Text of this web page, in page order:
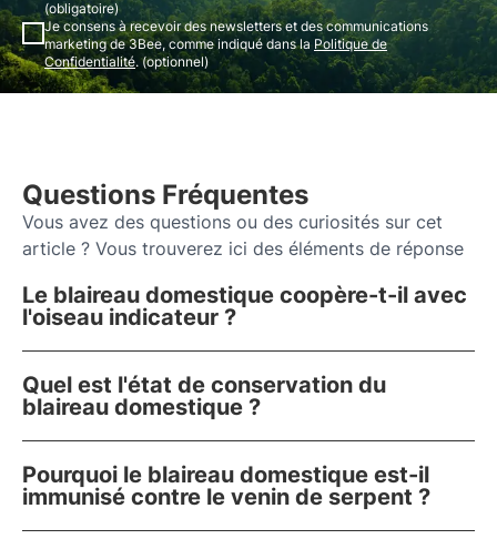
(obligatoire)
Je consens à recevoir des newsletters et des communications
marketing de 3Bee, comme indiqué dans la Politique de
Confidentialité. (optionnel)
Questions Fréquentes
Vous avez des questions ou des curiosités sur cet
article ? Vous trouverez ici des éléments de réponse
Le blaireau domestique coopère-t-il avec
l'oiseau indicateur ?
Quel est l'état de conservation du
blaireau domestique ?
Pourquoi le blaireau domestique est-il
immunisé contre le venin de serpent ?